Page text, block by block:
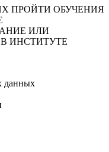
ПРОЙТИ ОБУЧЕНИЯ
ИЛИ
ИНСТИТУТЕ
данных